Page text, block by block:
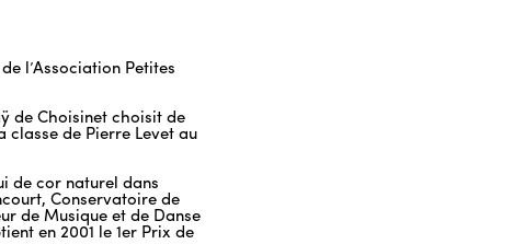
l’Association Petites
de Choisinet choisit de
de Pierre Levet au
de cor naturel dans
Conservatoire de
de Musique et de Danse
en 2001 le 1er Prix de